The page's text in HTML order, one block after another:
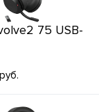
75 USB-
руб.